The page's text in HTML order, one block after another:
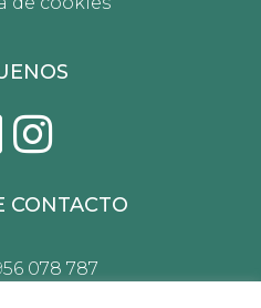
CONTACTO
078 787